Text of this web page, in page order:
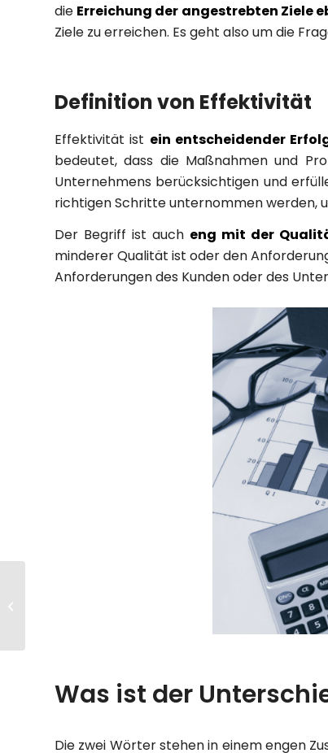
die Erreichung der angestrebten Ziele
Ziele zu erreichen. Es geht also um die
Definition von Effektivität
Effektivität ist ein entscheidender
bedeutet, dass die Maßnahmen und
Unternehmens berücksichtigen und
richtigen Schritte unternommen werden,
Der Begriff ist auch eng mit der
minderer Qualität ist oder den
Anforderungen des Kunden oder des
Was ist der
Die zwei Wörter stehen in einem engen